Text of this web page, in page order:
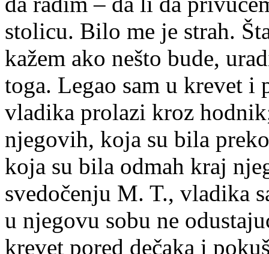
stolicu. Bilo me je strah.
kažem ako nešto bude,
toga. Legao sam u krevet i
vladika prolazi kroz
njegovih, koja su bila
koja su bila odmah kraj
svedočenju M. T., vladika
u njegovu sobu ne
krevet pored dečaka i